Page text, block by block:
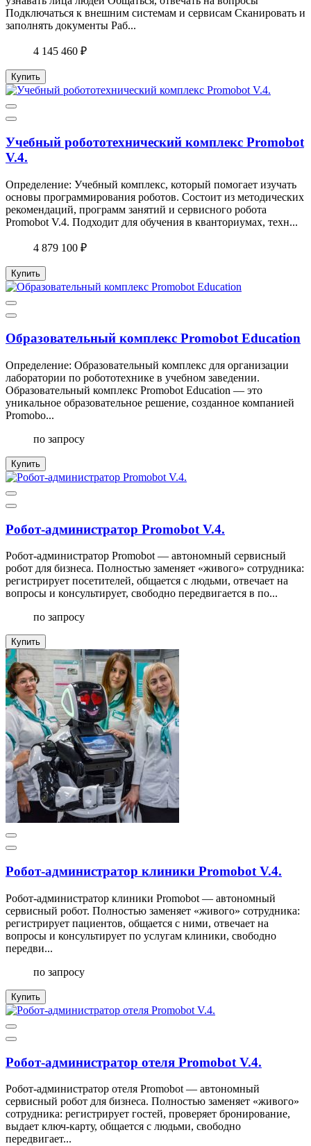
Подключаться к внешним системам и сервисам Сканировать и
заполнять документы Раб...
4 145 460 ₽
Купить
Учебный робототехнический комплекс Promobot
V.4.
Определение: Учебный комплекс, который помогает изучать
основы программирования роботов. Состоит из методических
рекомендаций, программ занятий и сервисного робота
Promobot V.4. Подходит для обучения в кванториумах, техн...
4 879 100 ₽
Купить
Образовательный комплекс Promobot Education
Определение: Образовательный комплекс для организации
лаборатории по робототехнике в учебном заведении.
Образовательный комплекс Promobot Education — это
уникальное образовательное решение, созданное компанией
Promobo...
по запросу
Купить
Робот-администратор Promobot V.4.
Робот-администратор Promobot — автономный сервисный
робот для бизнеса. Полностью заменяет «живого» сотрудника:
регистрирует посетителей, общается с людьми, отвечает на
вопросы и консультирует, свободно передвигается в по...
по запросу
Купить
Робот-администратор клиники Promobot V.4.
Робот-администратор клиники Promobot — автономный
сервисный робот. Полностью заменяет «живого» сотрудника:
регистрирует пациентов, общается с ними, отвечает на
вопросы и консультирует по услугам клиники, свободно
передви...
по запросу
Купить
Робот-администратор отеля Promobot V.4.
Робот-администратор отеля Promobot — автономный
сервисный робот для бизнеса. Полностью заменяет «живого»
сотрудника: регистрирует гостей, проверяет бронирование,
выдает ключ-карту, общается с людьми, свободно
передвигает...